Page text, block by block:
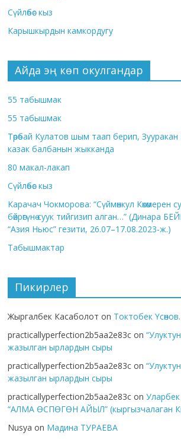
Сүйлөбөс кыз
Карышкырдын камкордугу
Айда эң көп окулгандар
55 табышмак
55 табышмак
Төрөбай Кулатов шым таап берип,
казак балбанын жыкканда
80 макал-лакап
Сүйлөбөс кыз
Карачач Чокморова: “Сүймөнкул Көкөмерен
бөйрөгүнө суук тийгизип алган…” (Динара
“Азия Ньюс” гезити, 26.07–17.08.2023-ж.)
Табышмактар
Пикирлер
Жыргалбек Касаболот on Токтобек
practicallyperfection2b5aa2e83c on
жазылган ырлардын сыры
practicallyperfection2b5aa2e83c on
жазылган ырлардын сыры
practicallyperfection2b5aa2e83c on
“АЛМА ӨСПӨГӨН АЙЫЛ” (кыргызчалаган
Nusya on Мадина ТУРАЕВА